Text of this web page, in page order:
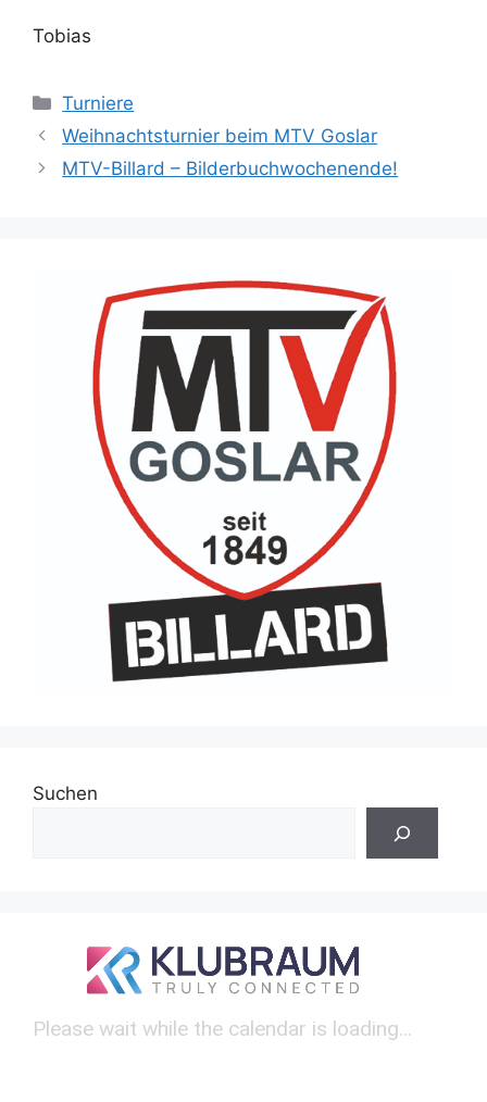
Tobias
Kategorien
Turniere
Weihnachtsturnier beim MTV Goslar
MTV-Billard – Bilderbuchwochenende!
Suchen